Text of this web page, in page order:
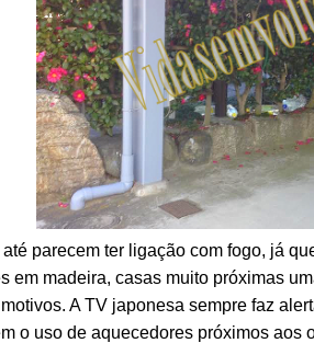
parecem ter ligação com fogo, já
em madeira, casas muito próximas
A TV japonesa sempre faz
o uso de aquecedores próximos aos